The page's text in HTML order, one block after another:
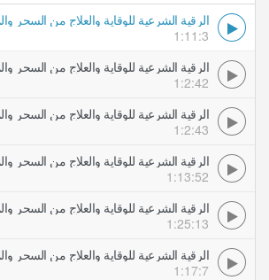
1:11:3
1:2:42
1:2:43
1:13:52
1:25:13
1:17:7